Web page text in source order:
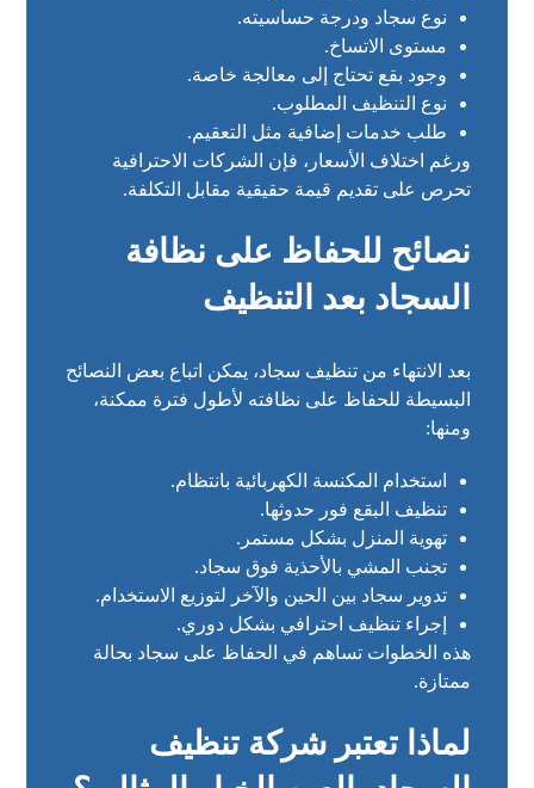
نوع سجاد ودرجة حساسيته.
مستوى الاتساخ.
وجود بقع تحتاج إلى معالجة خاصة.
نوع التنظيف المطلوب.
طلب خدمات إضافية مثل التعقيم.
ورغم اختلاف الأسعار، فإن الشركات الاحترافية
تحرص على تقديم قيمة حقيقية مقابل التكلفة.
نصائح للحفاظ على نظافة
السجاد بعد التنظيف
بعد الانتهاء من تنظيف سجاد، يمكن اتباع بعض النصائح
البسيطة للحفاظ على نظافته لأطول فترة ممكنة،
ومنها:
استخدام المكنسة الكهربائية بانتظام.
تنظيف البقع فور حدوثها.
تهوية المنزل بشكل مستمر.
تجنب المشي بالأحذية فوق سجاد.
تدوير سجاد بين الحين والآخر لتوزيع الاستخدام.
إجراء تنظيف احترافي بشكل دوري.
هذه الخطوات تساهم في الحفاظ على سجاد بحالة
ممتازة.
لماذا تعتبر شركة تنظيف